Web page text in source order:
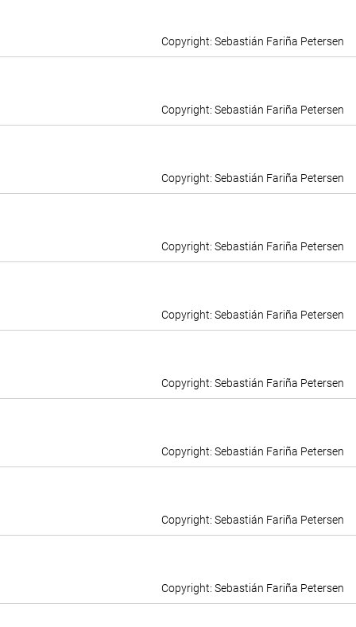
Sebastián Fariña Petersen
Sebastián Fariña Petersen
Sebastián Fariña Petersen
Sebastián Fariña Petersen
Sebastián Fariña Petersen
Sebastián Fariña Petersen
Sebastián Fariña Petersen
Sebastián Fariña Petersen
Sebastián Fariña Petersen